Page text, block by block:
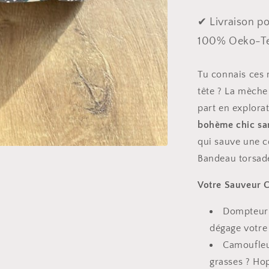
✔ Livraison
100% Oeko-
Tu connais ces
tête ? La
part en
bohème chic
qui sauve une
Bandeau
Votre Sauveur
dégage
grasses ?